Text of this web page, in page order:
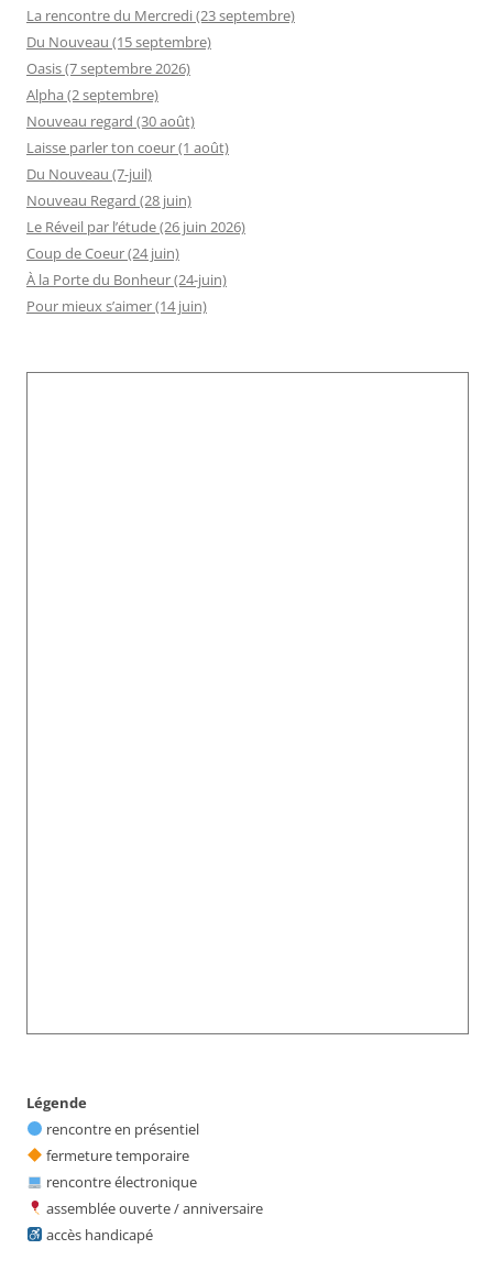
La rencontre du Mercredi (23 septembre)
Du Nouveau (15 septembre)
Oasis (7 septembre 2026)
Alpha (2 septembre)
Nouveau regard (30 août)
Laisse parler ton coeur (1 août)
Du Nouveau (7-juil)
Nouveau Regard (28 juin)
Le Réveil par l’étude (26 juin 2026)
Coup de Coeur (24 juin)
À la Porte du Bonheur (24-juin)
Pour mieux s’aimer (14 juin)
Légende
rencontre en présentiel
fermeture temporaire
rencontre électronique
assemblée ouverte / anniversaire
accès handicapé